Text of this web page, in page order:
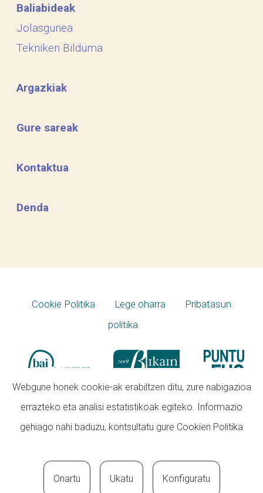
Baliabideak
Jolasgunea
Tekniken Bilduma
Argazkiak
Gure sareak
Kontaktua
Denda
Cookie Politika Lege oharra
Pribatasun
politika
Webgune honek cookie-ak erabiltzen ditu, zure nabigazioa
errazteko eta analisi estatistikoak egiteko. Informazio
gehiago nahi baduzu, kontsultatu gure Cookien Politika
Onartu Ukatu Konfiguratu